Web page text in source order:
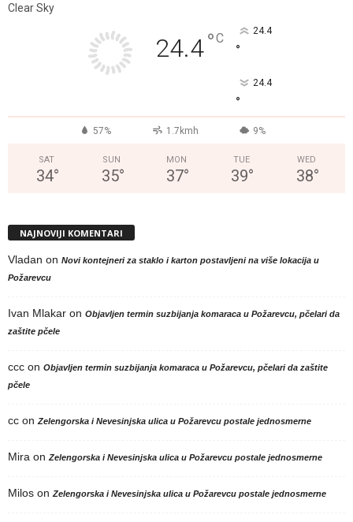
Clear Sky
24.4°C 24.4
°
24.4
°
57% 1.7kmh 9%
SAT
34°
SUN
35°
MON
37°
TUE
39°
WED
38°
NAJNOVIJI KOMENTARI
Vladan on Novi kontejneri za staklo i karton postavljeni na više lokacija u
Požarevcu
Ivan Mlakar on Objavljen termin suzbijanja komaraca u Požarevcu, pčelari da
zaštite pčele
ccc on Objavljen termin suzbijanja komaraca u Požarevcu, pčelari da zaštite
pčele
cc on Zelengorska i Nevesinjska ulica u Požarevcu postale jednosmerne
Mira on Zelengorska i Nevesinjska ulica u Požarevcu postale jednosmerne
Milos on Zelengorska i Nevesinjska ulica u Požarevcu postale jednosmerne